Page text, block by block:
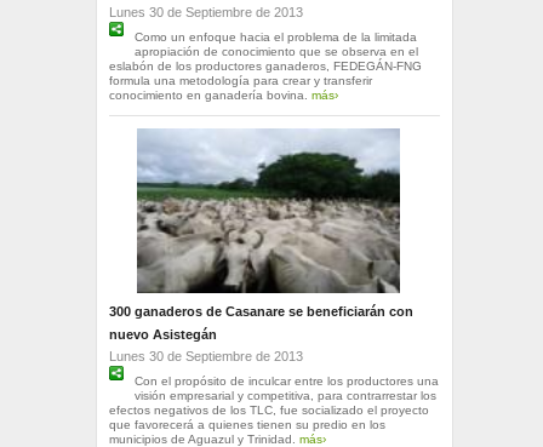
Lunes 30 de Septiembre de 2013
Como un enfoque hacia el problema de la limitada
apropiación de conocimiento que se observa en el
eslabón de los productores ganaderos, FEDEGÁN-FNG
formula una metodología para crear y transferir
conocimiento en ganadería bovina. más›
300 ganaderos de Casanare se beneficiarán con
nuevo Asistegán
Lunes 30 de Septiembre de 2013
Con el propósito de inculcar entre los productores una
visión empresarial y competitiva, para contrarrestar los
efectos negativos de los TLC, fue socializado el proyecto
que favorecerá a quienes tienen su predio en los
municipios de Aguazul y Trinidad. más›